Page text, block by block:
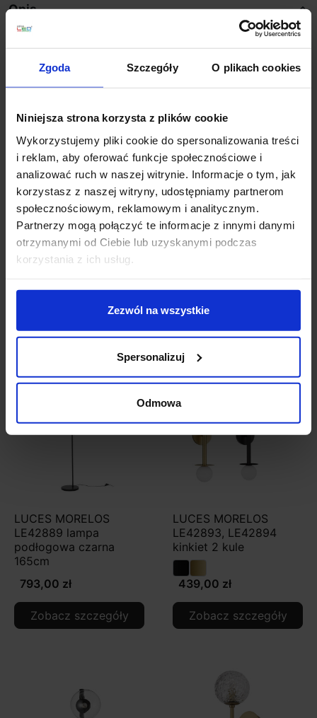
Zgoda Szczegóły O plikach cookies
Niniejsza strona korzysta z plików cookie
Wykorzystujemy pliki cookie do spersonalizowania treści
i reklam, aby oferować funkcje społecznościowe i
analizować ruch w naszej witrynie. Informacje o tym, jak
korzystasz z naszej witryny, udostępniamy partnerom
społecznościowym, reklamowym i analitycznym.
Partnerzy mogą połączyć te informacje z innymi danymi
otrzymanymi od Ciebie lub uzyskanymi podczas
korzystania z ich usług.
Zezwól na wszystkie
Spersonalizuj
Odmowa
Opis
wysokość (cm): 45
szerokość (cm): 12
rodzaj trzonka: G9 max moc źródła: 5W
napięcie: 230V
źródło w zestawie: Brak
kolor lampy: złoty, czarny
materiał: metal, szkło
IP: 20
Zobacz także
LUCES MORELOS
LE42889 lampa
podłogowa czarna
165cm
793,00 zł
Zobacz szczegóły
LUCES MORELOS
LE42893, LE42894
kinkiet 2 kule
439,00 zł
Zobacz szczegóły